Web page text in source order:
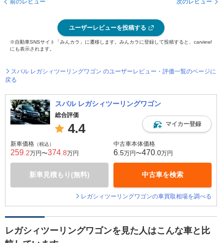
前のレビュー 次のレビュー
ユーザーレビューを投稿する
※自動車SNSサイト「みんカラ」に遷移します。みんカラに登録して投稿すると、carview!
にも表示されます。
スバル レガシィツーリングワゴン のユーザーレビュー・評価一覧のページに
戻る
スバル レガシィツーリングワゴン
総合評価
4.4 マイカー登録
新車価格 （税込）
259 .2万円〜374 .8万円
新車見積もり(無料)
中古車本体価格
6 .5万円〜470 .0万円
中古車を検索
レガシィツーリングワゴンの車買取相場を調べる
レガシィツーリングワゴンを見た人はこんな車と比